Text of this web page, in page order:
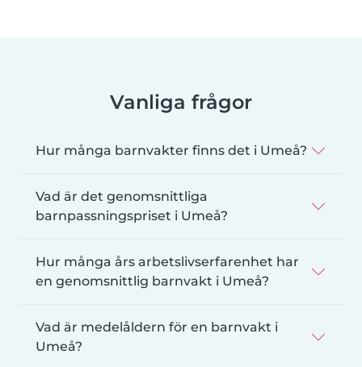
Vanliga frågor
Hur många barnvakter finns det i Umeå?
Vad är det genomsnittliga
barnpassningspriset i Umeå?
Hur många års arbetslivserfarenhet har
en genomsnittlig barnvakt i Umeå?
Vad är medelåldern för en barnvakt i
Umeå?